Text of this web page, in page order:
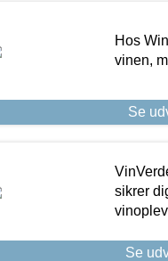
Hos
vinen,
Se
sikrer
Se